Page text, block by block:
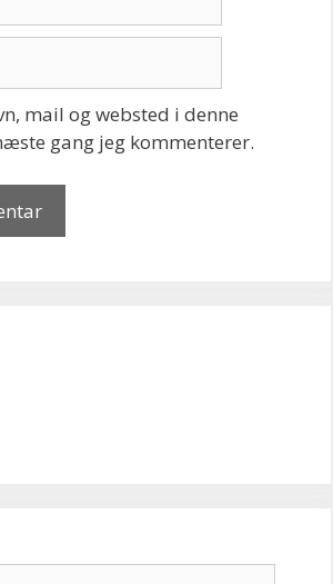
mail og websted i denne
gang jeg kommenterer.